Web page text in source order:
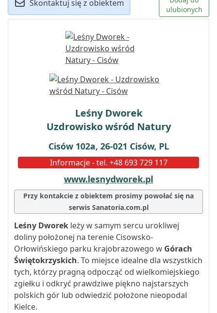
Skontaktuj się z obiektem
ulubionych
Leśny Dworek
Uzdrowisko wśród Natury
Cisów 102a, 26-021 Cisów, PL
Informacje - tel. +48 693 729 117
www.lesnydworek.pl
Przy kontakcie z obiektem prosimy powołać się na
serwis Sanatoria.com.pl
Leśny Dworek leży w samym sercu urokliwej
doliny położonej na terenie Cisowsko-
Orłowińskiego parku krajobrazowego w Górach
Świętokrzyskich. To miejsce idealne dla wszystkich
tych, którzy pragną odpocząć od wielkomiejskiego
zgiełku i odkryć prawdziwe piękno najstarszych
polskich gór lub odwiedzić położone nieopodal
Kielce.